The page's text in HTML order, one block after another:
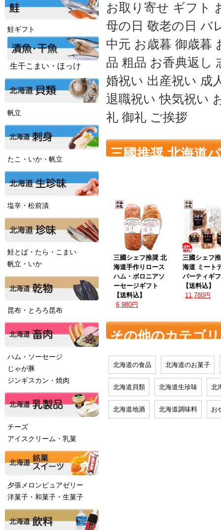
お取り寄せ ギフト
母の日 敬老の日 バ
中元 お歳暮 御歳暮
品 粗品 お香典返し
婚祝い 出産祝い 成
退職祝い 快気祝い
礼 御礼 ご挨拶
三國推奨 北海道
三國シェフ推奨 北
海道手作りロース
ハム・ボロニアソ
ーセージギフト
【送料込】
6,980円
三國シェフ
海道 ミート
パーティギ
【送料込】
11,780円
その他のカテゴリ
北海道の食品 北海道のお菓子
北海道貝類 北海道生珍味 北
北海道地酒 北海道調味料 お
鮭ギフト
生干こまい・ほっけ
帆立
たこ・いか・帆立
塩辛・松前漬
鮭とば・たら・こまい
帆立・いか
昆布・とろろ昆布
ハム・ソーセージ
じゃが豚
ジンギスカン・焼肉
チーズ
アイスクリーム・乳菓
夕張メロンピュアゼリー
洋菓子・和菓子・生菓子